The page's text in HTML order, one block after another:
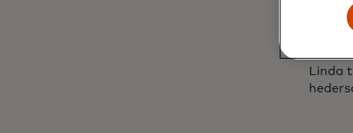
Linda
Linda